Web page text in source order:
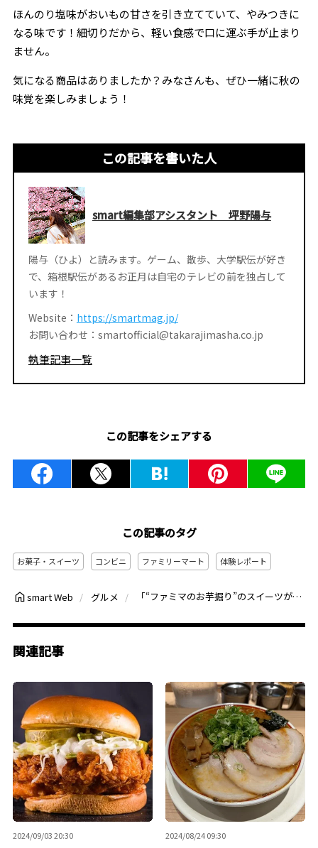
ほんのり塩味がおいもの甘さを引き立てていて、やみつきに
なる味です！細切りだから、軽い食感で口に運ぶ手が止まり
ません。
気になる商品はありましたか？みなさんも、ぜひ一緒に秋の
味覚を楽しみましょう！
この記事を書いた人
smart編集部アシスタント 坪野陽与
陽与（ひよ）と読みます。ゲーム、散歩、大学駅伝が好き
で、箱根駅伝があるお正月は自宅のテレビの前を独占して
います！
Website： https://smartmag.jp/
お問い合わせ：smartofficial@takarajimasha.co.jp
執筆記事一覧
この記事をシェアする
この記事のタグ
お菓子・スイーツ コンビニ ファミリーマート 体験レポート
smart Web グルメ 「“ファミマのお芋掘り”のスイーツがどれも美味すぎた」今年は9種類も増えて全16商品が登場！うち13種類を実食レポ
関連記事
2024/09/03 20:30 2024/08/24 09:30